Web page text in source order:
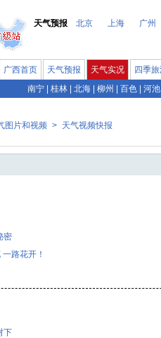
天气预报
北京 上海 广州
广西首页 天气预报 天气实况
四季
南宁
桂林 北海 柳州 百色 河池
图片和视频 > 天气视频快报
密
一路花开！
下